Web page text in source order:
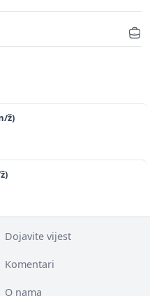
ž)
Dojavite vijest
Komentari
O nama